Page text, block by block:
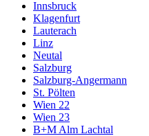
Innsbruck
Klagenfurt
Lauterach
Linz
Neutal
Salzburg
Salzburg-Angermann
St. Pölten
Wien 22
Wien 23
B+M Alm Lachtal